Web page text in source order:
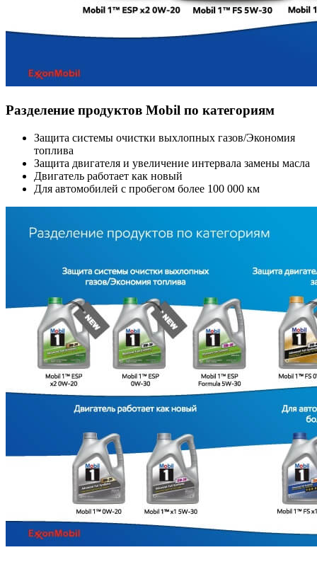
Разделение продуктов Mobil по категориям
Защита системы очистки выхлопных газов/Экономия
топлива
Защита двигателя и увеличение интервала замены масла
Двигатель работает как новый
Для автомобилей с пробегом более 100 000 км